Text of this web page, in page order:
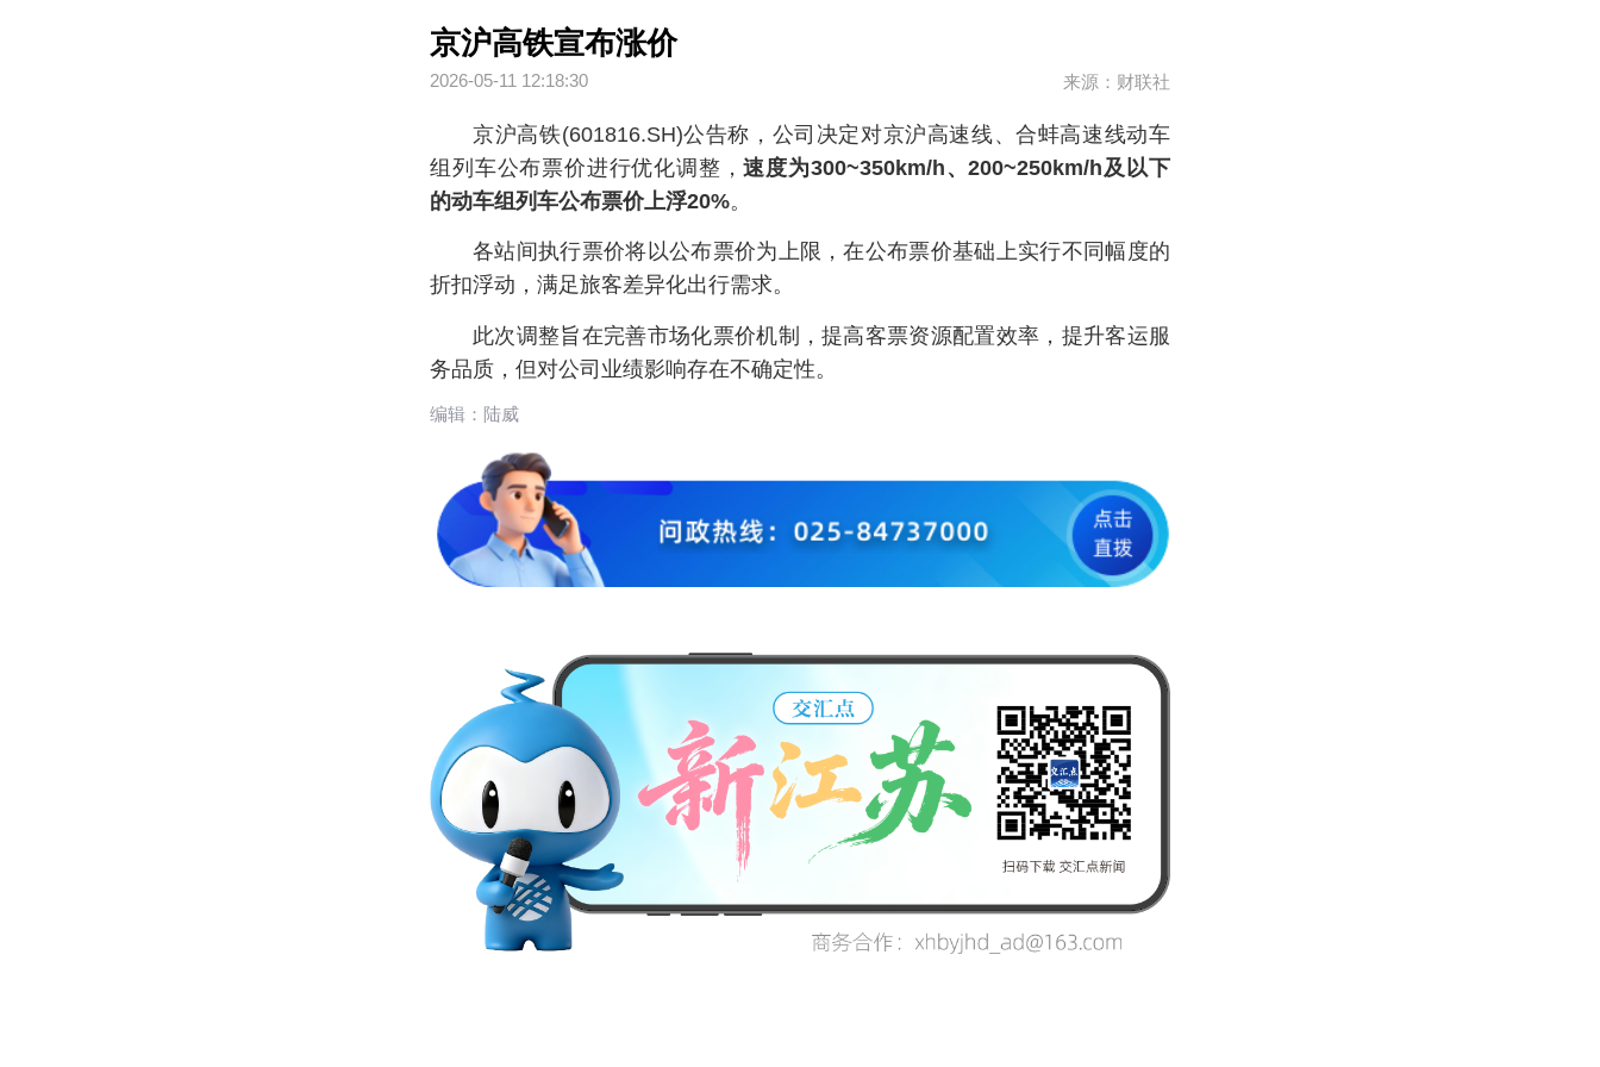
京沪高铁宣布涨价
2026-05-11 12:18:30 来源：财联社
京沪高铁(601816.SH)公告称，公司决定对京沪高速线、合蚌高速线动车
组列车公布票价进行优化调整，速度为300~350km/h、200~250km/h及以下
的动车组列车公布票价上浮20%。
各站间执行票价将以公布票价为上限，在公布票价基础上实行不同幅度的
折扣浮动，满足旅客差异化出行需求。
此次调整旨在完善市场化票价机制，提高客票资源配置效率，提升客运服
务品质，但对公司业绩影响存在不确定性。
编辑：陆威